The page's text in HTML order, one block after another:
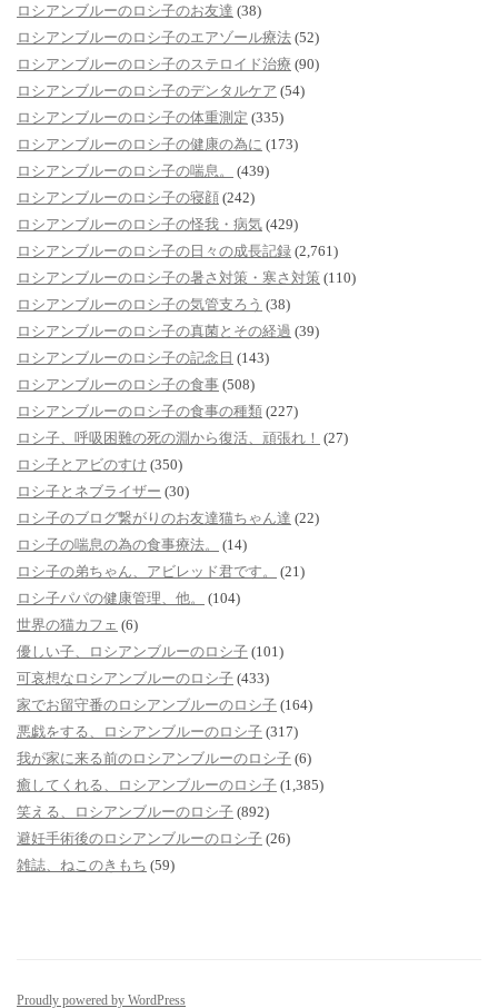
ロシアンブルーのロシ子のお友達 (38)
ロシアンブルーのロシ子のエアゾール療法 (52)
ロシアンブルーのロシ子のステロイド治療 (90)
ロシアンブルーのロシ子のデンタルケア (54)
ロシアンブルーのロシ子の体重測定 (335)
ロシアンブルーのロシ子の健康の為に (173)
ロシアンブルーのロシ子の喘息。
(439)
ロシアンブルーのロシ子の寝顔 (242)
ロシアンブルーのロシ子の怪我・病気 (429)
ロシアンブルーのロシ子の日々の成長記録 (2,761)
ロシアンブルーのロシ子の暑さ対策・寒さ対策 (110)
ロシアンブルーのロシ子の気管支ろう (38)
ロシアンブルーのロシ子の真菌とその経過 (39)
ロシアンブルーのロシ子の記念日 (143)
ロシアンブルーのロシ子の食事 (508)
ロシアンブルーのロシ子の食事の種類 (227)
ロシ子、呼吸困難の死の淵から復活、頑張れ！ (27)
ロシ子とアビのすけ (350)
ロシ子とネブライザー (30)
ロシ子のブログ繋がりのお友達猫ちゃん達 (22)
ロシ子の喘息の為の食事療法。
(14)
ロシ子の弟ちゃん、アビレッド君です。
(21)
ロシ子パパの健康管理、他。
(104)
世界の猫カフェ (6)
優しい子、ロシアンブルーのロシ子 (101)
可哀想なロシアンブルーのロシ子 (433)
家でお留守番のロシアンブルーのロシ子 (164)
悪戯をする、ロシアンブルーのロシ子 (317)
我が家に来る前のロシアンブルーのロシ子 (6)
癒してくれる、ロシアンブルーのロシ子 (1,385)
笑える、ロシアンブルーのロシ子 (892)
避妊手術後のロシアンブルーのロシ子 (26)
雑誌、ねこのきもち (59)
Proudly powered by WordPress